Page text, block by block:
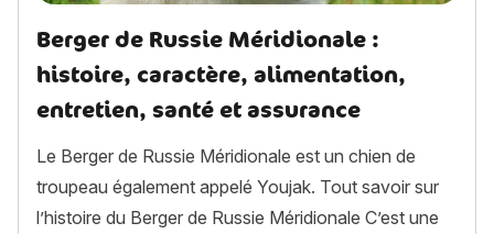
Berger de Russie Méridionale :
histoire, caractère, alimentation,
entretien, santé et assurance
Le Berger de Russie Méridionale est un chien de
troupeau également appelé Youjak. Tout savoir sur
l’histoire du Berger de Russie Méridionale C’est une